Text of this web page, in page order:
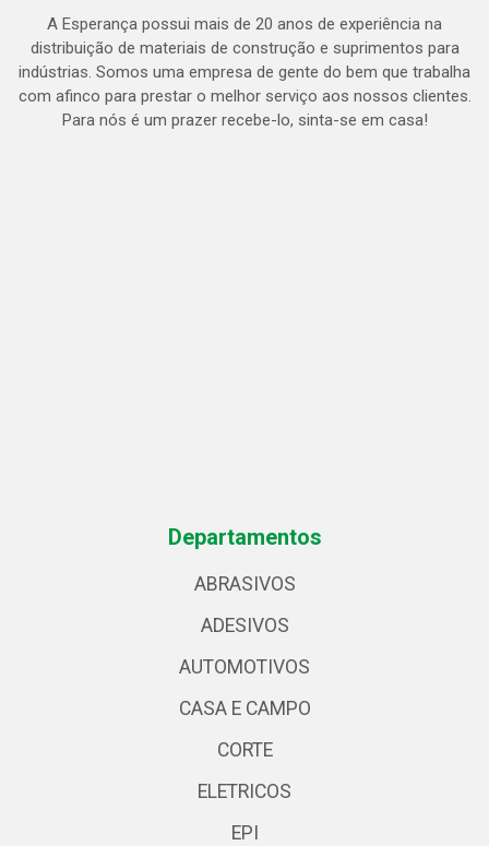
A Esperança possui mais de 20 anos de experiência na
distribuição de materiais de construção e suprimentos para
indústrias. Somos uma empresa de gente do bem que trabalha
com afinco para prestar o melhor serviço aos nossos clientes.
Para nós é um prazer recebe-lo, sinta-se em casa!
Departamentos
ABRASIVOS
ADESIVOS
AUTOMOTIVOS
CASA E CAMPO
CORTE
ELETRICOS
EPI